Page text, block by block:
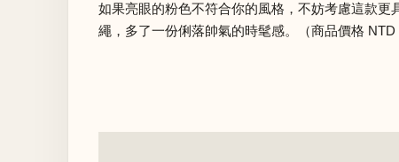
如果亮眼的粉色不符合你的風格，不妨考慮這款
繩，多了一份俐落帥氣的時髦感。（商品價格 NTD